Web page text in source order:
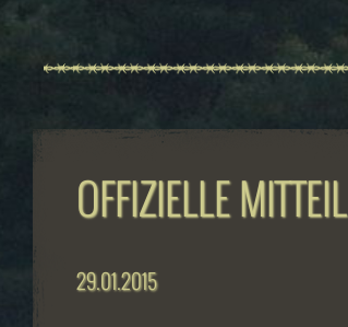
OFFIZIELLE
29.01.2015